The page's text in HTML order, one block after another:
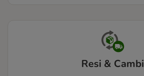
Resi & Cambi